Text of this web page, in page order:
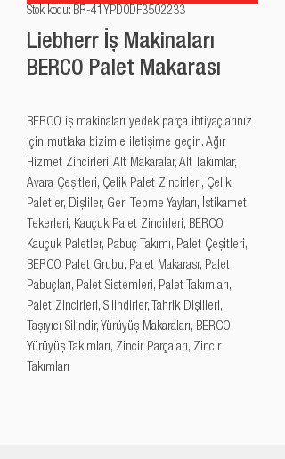
Stok kodu: BR-41YPD0DF3502233
Liebherr İş Makinaları
BERCO Palet Makarası
BERCO iş makinaları yedek parça ihtiyaçlarınız
için mutlaka bizimle iletişime geçin. Ağır
Hizmet Zincirleri, Alt Makaralar, Alt Takımlar,
Avara Çeşitleri, Çelik Palet Zincirleri, Çelik
Paletler, Dişliler, Geri Tepme Yayları, İstikamet
Tekerleri, Kauçuk Palet Zincirleri, BERCO
Kauçuk Paletler, Pabuç Takımı, Palet Çeşitleri,
BERCO Palet Grubu, Palet Makarası, Palet
Pabuçları, Palet Sistemleri, Palet Takımları,
Palet Zincirleri, Silindirler, Tahrik Dişlileri,
Taşıyıcı Silindir, Yürüyüş Makaraları, BERCO
Yürüyüş Takımları, Zincir Parçaları, Zincir
Takımları